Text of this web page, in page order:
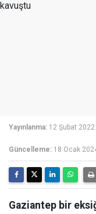
Yayınlanma: 12 Şubat
Güncelleme: 18 Ocak
Gaziantep bir